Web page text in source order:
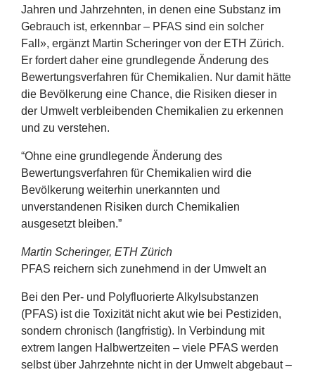
Jahren und Jahrzehnten, in denen eine Substanz im
Gebrauch ist, erkennbar – PFAS sind ein solcher
Fall», ergänzt Martin Scheringer von der ETH Zürich.
Er fordert daher eine grundlegende Änderung des
Bewertungsverfahren für Chemikalien. Nur damit hätte
die Bevölkerung eine Chance, die Risiken dieser in
der Umwelt verbleibenden Chemikalien zu erkennen
und zu verstehen.
“Ohne eine grundlegende Änderung des
Bewertungsverfahren für Chemikalien wird die
Bevölkerung weiterhin unerkannten und
unverstandenen Risiken durch Chemikalien
ausgesetzt bleiben.”
Martin Scheringer, ETHZürich
PFAS reichern sich zunehmend in der Umwelt an
Bei den Per- und Polyfluorierte Alkylsubstanzen
(PFAS) ist die Toxizität nicht akut wie bei Pestiziden,
sondern chronisch (langfristig). In Verbindung mit
extrem langen Halbwertzeiten – viele PFAS werden
selbst über Jahrzehnte nicht in der Umwelt abgebaut –